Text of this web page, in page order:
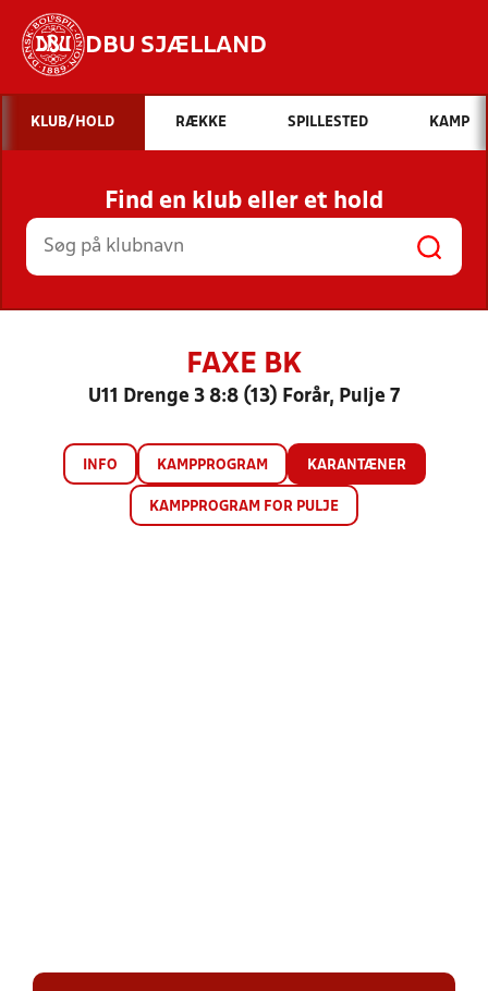
DBU SJÆLLAND
Hvad vil du søge efter?
INDHOLD OG NYHEDER
STILLINGER, RESULTATER, KLUBBER OG
HOLD
KLUB/HOLD RÆKKE SPILLESTED KAMP
Find en klub eller et hold
FAXE BK
U11 Drenge 3 8:8 (13) Forår, Pulje 7
INFO KAMPPROGRAM KARANTÆNER
KAMPPROGRAM FOR PULJE